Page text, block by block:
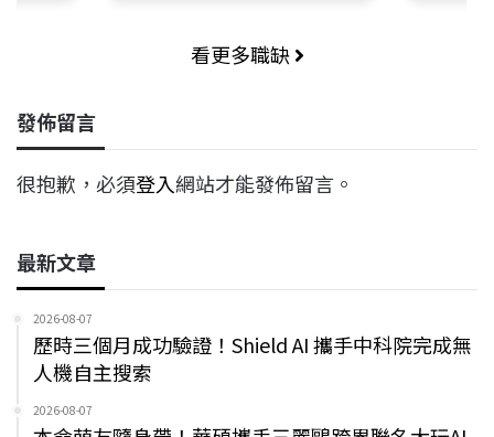
看更多職缺
發佈留言
很抱歉，必須登入網站才能發佈留言。
最新文章
2026-08-07
歷時三個月成功驗證！Shield AI 攜手中科院完成無
人機自主搜索
2026-08-07